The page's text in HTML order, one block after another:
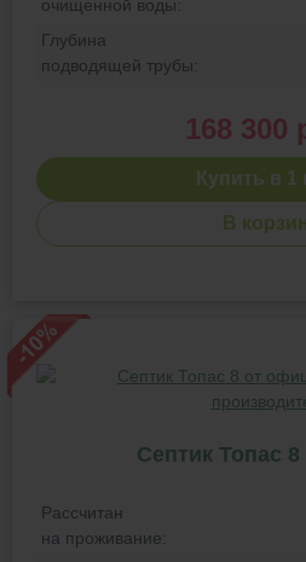
очищенной воды:
Глубина
подводящей трубы:
168 300
Купить в 1
В
Септик Топас 8
Рассчитан
на проживание: